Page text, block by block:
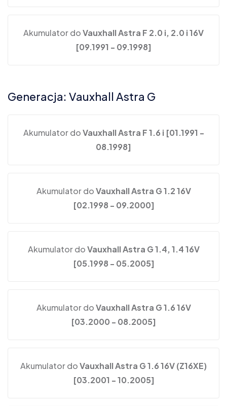
Akumulator doVauxhall Astra F 2.0 i, 2.0 i 16V
[09.1991 - 09.1998]
Generacja: Vauxhall Astra G
Akumulator doVauxhall Astra F 1.6 i [01.1991 -
08.1998]
Akumulator doVauxhall Astra G 1.2 16V
[02.1998 - 09.2000]
Akumulator doVauxhall Astra G 1.4, 1.4 16V
[05.1998 - 05.2005]
Akumulator doVauxhall Astra G 1.6 16V
[03.2000 - 08.2005]
Akumulator doVauxhall Astra G 1.6 16V (Z16XE)
[03.2001 - 10.2005]